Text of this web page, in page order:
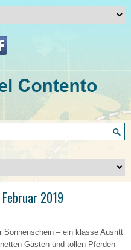
2019
Sonnenschein – ein klasse Ausritt
Gästen und tollen Pferden –